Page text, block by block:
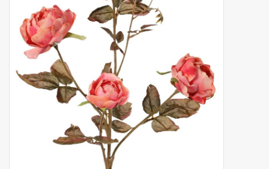
Kunstfruit
Home deco
Kunstkransen